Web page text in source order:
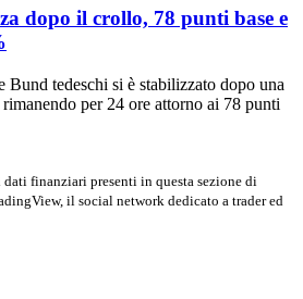
dopo il crollo, 78 punti base e
Bund tedeschi si è stabilizzato dopo una
per 24 ore attorno ai 78 punti
finanziari presenti in questa sezione di
il social network dedicato a trader ed